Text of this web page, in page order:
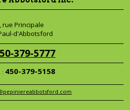
rue Principale
d'Abbotsford
379-5777
: 450-379-5158